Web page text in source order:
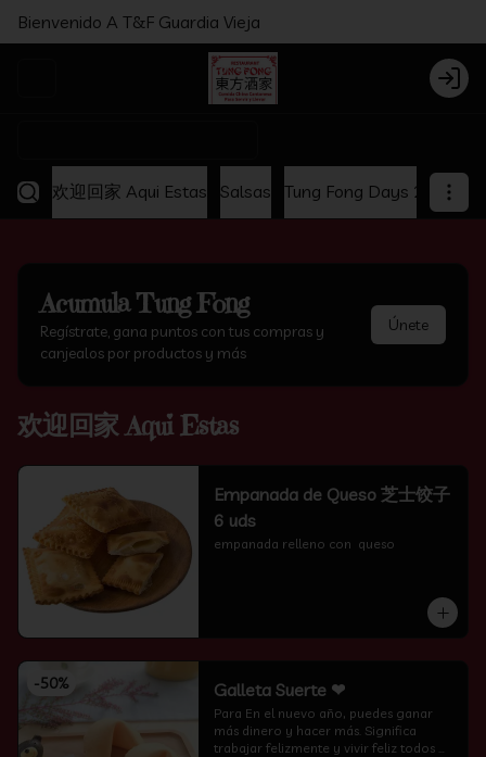
Bienvenido A T&F Guardia Vieja
Login
欢迎回家 Aqui Estas Salsas Tung Fong Days 2x1
AcumulaTung Fong
Regístrate, gana puntos con tus compras y
canjealos por productos y más
Únete
欢迎回家 Aqui Estas
Empanada de Queso 芝士饺子
6 uds
empanada relleno con  queso
-50% Galleta Suerte ❤
Para En el nuevo año, puedes ganar
más dinero y hacer más. Significa
trabajar felizmente y vivir feliz todos